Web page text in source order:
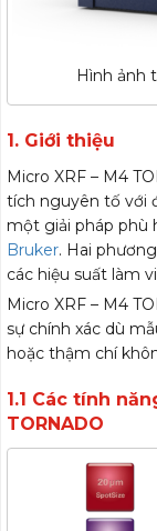
Hình ảnh
1. Giới thiệu
Micro XRF – M4
tích nguyên tố với
một giải pháp phù
Bruker. Hai
các hiệu suất làm
Micro XRF – M4
sự chính xác dù
hoặc thậm chí
1.1 Các tính
TORNADO